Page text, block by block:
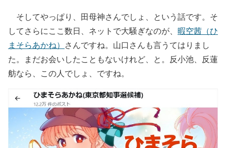
そしてやっぱり、田母神さんでしょ、という話です。そ
してさらにここ数日、ネットで大騒ぎなのが、 暇空茜（ひ
まそらあかね） さんですね。山口さんも言うてはりまし
た。まだお会いしたこともないけれど、と。反小池、反蓮
舫なら、この人でしょ、ですね。